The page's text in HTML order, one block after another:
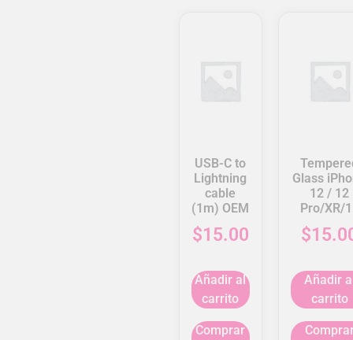
USB-C to
Lightning
cable
(1m) OEM
$15.00
Añadir al
carrito
Comprar
Glass
12 / 12
Pro/XR/
$
Añadir
carrito